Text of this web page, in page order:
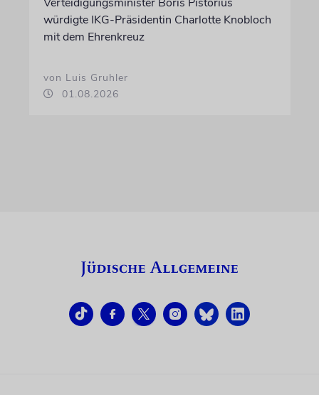
würdigte IKG-Präsidentin Charlotte Knobloch
mit dem Ehrenkreuz
von Luis Gruhler
01.08.2026